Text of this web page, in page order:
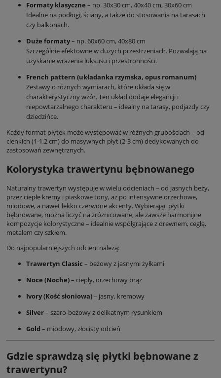
Formaty klasyczne – np. 30x30 cm, 40x40 cm, 30x60 cm
Idealne na podłogi, ściany, a także do stosowania na tarasach
czy balkonach.
Duże formaty– np. 60x60 cm, 40x80 cm
Szczególnie efektowne w dużych przestrzeniach. Pozwalają na
uzyskanie wrażenia luksusu i przestronności.
French pattern (układanka rzymska, opus romanum)
Zestawy o różnych wymiarach, które układa się w
charakterystyczny wzór. Ten układ dodaje elegancji i
niepowtarzalnego charakteru – idealny na tarasy, podjazdy czy
dziedzińce.
Każdy format płytek może występować w różnych grubościach – od
cienkich (1-1,2 cm) do masywnych płyt (2-3 cm) dedykowanych do
zastosowań zewnętrznych.
Kolorystyka trawertynu bębnowanego
Naturalny trawertyn występuje w wielu odcieniach – od jasnych beży,
przez ciepłe kremy i piaskowe tony, aż po intensywne orzechowe,
miodowe, a nawet lekko czerwone akcenty. Wybierając płytki
bębnowane, można liczyć na zróżnicowane, ale zawsze harmonijne
kompozycje kolorystyczne – idealnie współgrające z drewnem, cegłą,
metalem czy szkłem.
Do najpopularniejszych odcieni należą:
Trawertyn Classic – beżowy z jasnymi żyłkami
Noce (Noche)– ciepły, orzechowy brąz
Ivory (Kość słoniowa)– jasny, kremowy
Silver– szaro-beżowy z delikatnym rysunkiem
Gold– miodowy, złocisty odcień
Gdzie sprawdzą się płytki bębnowane z
trawertynu?